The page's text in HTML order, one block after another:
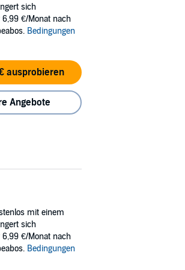
to let him go.
to be there. She
stop her. I knew I
sich
€/Monat nach
Bedingungen
ausprobieren
Angebote
mit einem
sich
€/Monat nach
Bedingungen